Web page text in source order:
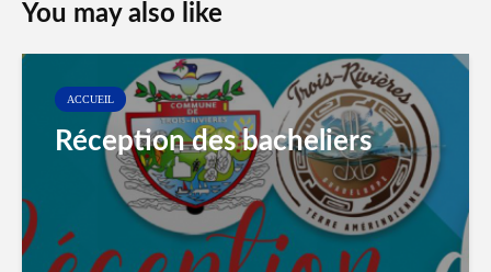
You may also like
ACCUEIL
Réception des bacheliers